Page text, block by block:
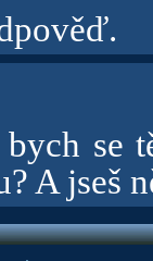
se
A jseš